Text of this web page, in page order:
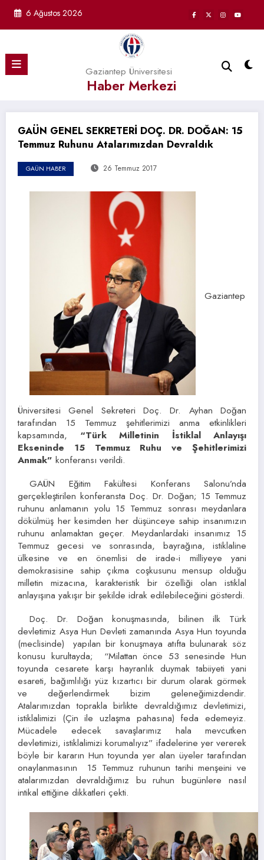
6 Ağustos 2026
Gaziantep Üniversitesi
Haber Merkezi
GAÜN GENEL SEKRETERİ DOÇ. DR. DOĞAN: 15
Temmuz Ruhunu Atalarımızdan Devraldık
GAÜN HABER 26 Temmuz 2017
Gaziantep
Üniversitesi Genel Sekreteri Doç. Dr. Ayhan Doğan
tarafından 15 Temmuz şehitlerimizi anma etkinlikleri
kapsamında, “Türk Milletinin İstiklal Anlayışı
Ekseninde 15 Temmuz Ruhu ve Şehitlerimizi
Anmak” konferansı verildi.
GAÜN Eğitim Fakültesi Konferans Salonu’nda
gerçekleştirilen konferansta Doç. Dr. Doğan; 15 Temmuz
ruhunu anlamanın yolu 15 Temmuz sonrası meydanlara
dökülmüş her kesimden her düşünceye sahip insanımızın
ruhunu anlamaktan geçer. Meydanlardaki insanımız 15
Temmuz gecesi ve sonrasında, bayrağına, istiklaline
ülkesine ve en önemlisi de irade-i milliyeye yani
demokrasisine sahip çıkma coşkusunu mensup olduğu
milletin mizacına, karakteristik bir özelliği olan istiklal
anlayışına yakışır bir şekilde idrak edilebileceğini gösterdi.
Doç. Dr. Doğan konuşmasında, bilinen ilk Türk
devletimiz Asya Hun Devleti zamanında Asya Hun toyunda
(meclisinde) yapılan bir konuşmaya atıfta bulunarak söz
konusu kurultayda; “Milattan önce 53 senesinde Hun
toyunda cesarete karşı hayranlık duymak tabiiyeti yani
esareti, bağımlılığı yüz kızartıcı bir durum olarak görmek
ve değerlendirmek bizim geleneğimizdendir.
Atalarımızdan toprakla birlikte devraldığımız devletimizi,
istiklalimizi (Çin ile uzlaşma pahasına) feda edemeyiz.
Mücadele edecek savaşlarımız hala mevcutken
devletimizi, istiklalimizi korumalıyız” ifadelerine yer vererek
böyle bir kararın Hun toyunda yer alan üyeler tarafından
onaylanmasının 15 Temmuz ruhunun tarihi menşeini ve
atalarımızdan devraldığımız bu ruhun bugünlere nasıl
intikal ettiğine dikkatleri çekti.